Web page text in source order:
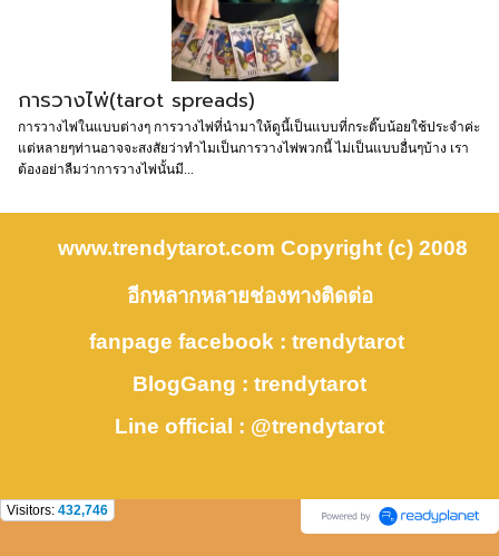
การวางไพ่(tarot spreads)
การวางไพ่ในแบบต่างๆ การวางไพ่ที่นำมาให้ดูนี้เป็นแบบที่กระติ๊บน้อยใช้ประจำค่ะ
แต่หลายๆท่านอาจจะสงสัยว่าทำไมเป็นการวางไพ่พวกนี้ ไม่เป็นแบบอื่นๆบ้าง เรา
ต้องอย่าลืมว่าการวางไพ่นั้นมี...
www.trendytarot.com Copyright (c) 2008
อีกหลากหลายช่องทางติดต่อ
fanpage facebook : trendytarot
BlogGang : trendytarot
Line official : @trendytarot
Visitors: 432,746